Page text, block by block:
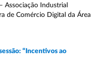
Associação Industrial
de Comércio Digital da Área
“Incentivos ao